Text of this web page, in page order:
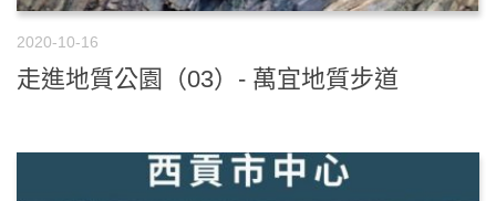
2020-10-16
走進地質公園（03）- 萬宜地質步道